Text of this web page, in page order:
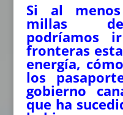
Si al
millas
podríamos
fronteras
energía,
los
gobierno
que ha